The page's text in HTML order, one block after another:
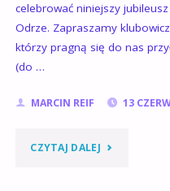
celebrować niniejszy jubileusz
Odrze. Zapraszamy
którzy pragną się do nas
(do …
MARCIN REIF 13
CZYTAJ DALEJ"55-